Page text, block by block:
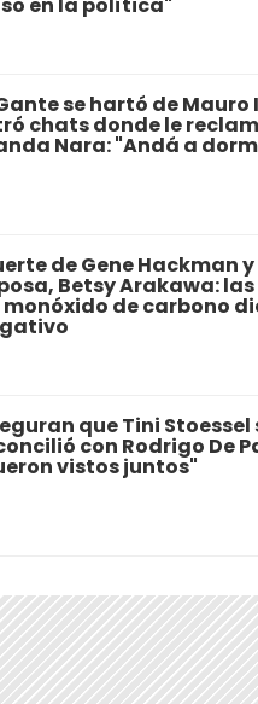
en la política"
se hartó de Mauro
chats donde le
Nara: "Andá a
de Gene Hackman y
Betsy Arakawa:
monóxido de carbono
que Tini Stoessel
con Rodrigo De
vistos juntos"